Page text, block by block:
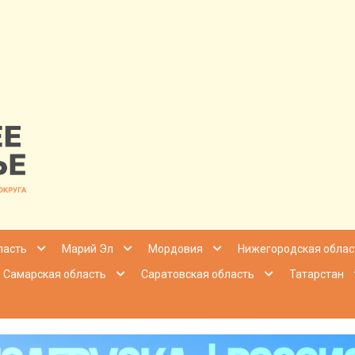
|Марий Эл Мордовия
Нижегородская
Самарская область Саратовская область
Татарстан